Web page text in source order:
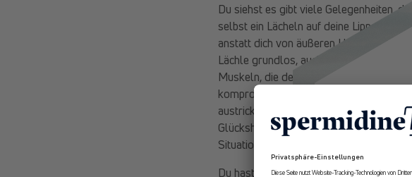
Du siehst es gibt viele Gelegenheiten,
selbst ein Lächeln auf deine Lippen
anstatt dich von äußeren Umständen
Lächle grundlos, auch und besonders
Muskeln, die deine Mundwinkel
kompromisslos, solange bis dein
austricksen. Sobald der
Glückshormon hellt deine Stimmung
Situation.
Du hast ein kraftvolles Werkzeug in